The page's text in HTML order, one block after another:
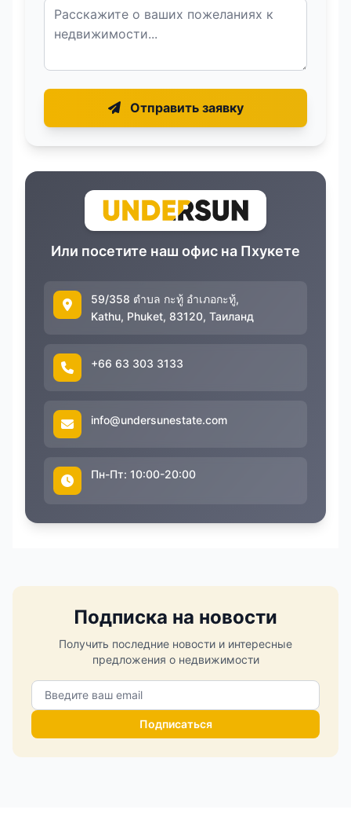
Отправить заявку
Или посетите наш офис на Пхукете
59/358 ตำบล กะทู้ อำเภอกะทู้,
Kathu, Phuket, 83120, Таиланд
+66 63 303 3133
info@undersunestate.com
Пн-Пт: 10:00-20:00
Подписка на новости
Получить последние новости и интересные
предложения о недвижимости
Подписаться